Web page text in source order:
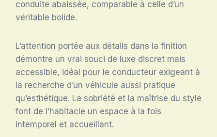
conduite abaissée, comparable à celle d’un
véritable bolide.
L’attention portée aux détails dans la finition
démontre un vrai souci de luxe discret mais
accessible, idéal pour le conducteur exigeant à
la recherche d’un véhicule aussi pratique
qu’esthétique. La sobriété et la maîtrise du style
font de l’habitacle un espace à la fois
intemporel et accueillant.